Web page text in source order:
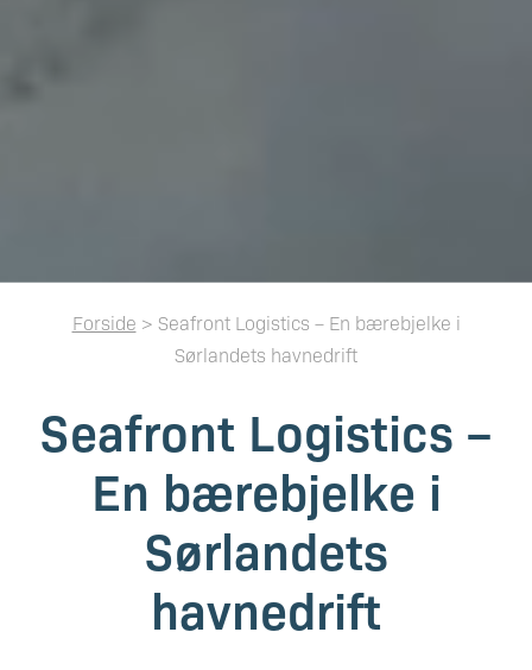
Forside > Seafront Logistics – En bærebjelke i
Sørlandets havnedrift
Seafront Logistics –
En bærebjelke i
Sørlandets
havnedrift